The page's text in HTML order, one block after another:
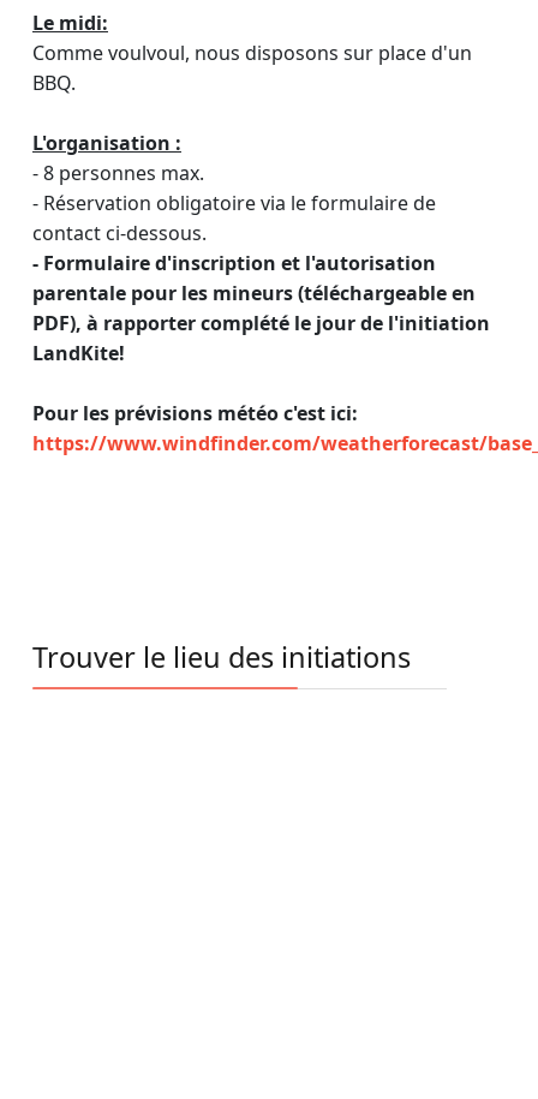
Le midi:
Comme voulvoul, nous disposons sur place d'un
BBQ.
L'organisation :
- 8 personnes max.
- Réservation obligatoire via le formulaire de
contact ci-dessous.
- Formulaire d'inscription et l'autorisation
parentale pour les mineurs (téléchargeable en
PDF), à rapporter complété le jour de l'initiation
LandKite!
Pour les prévisions météo c'est ici:
https://www.windfinder.com/weatherforecast/
Trouver le lieu des initiations